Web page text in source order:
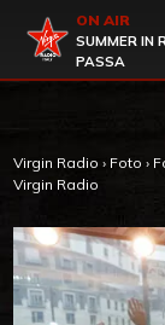
Virgin Radio
ON AIR
SUMMER IN
PASSA
Virgin Radio › Foto ›
Virgin Radio